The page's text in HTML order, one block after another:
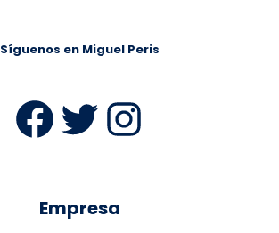
Síguenos en Miguel Peris
Facebook
Twitter
Empresa